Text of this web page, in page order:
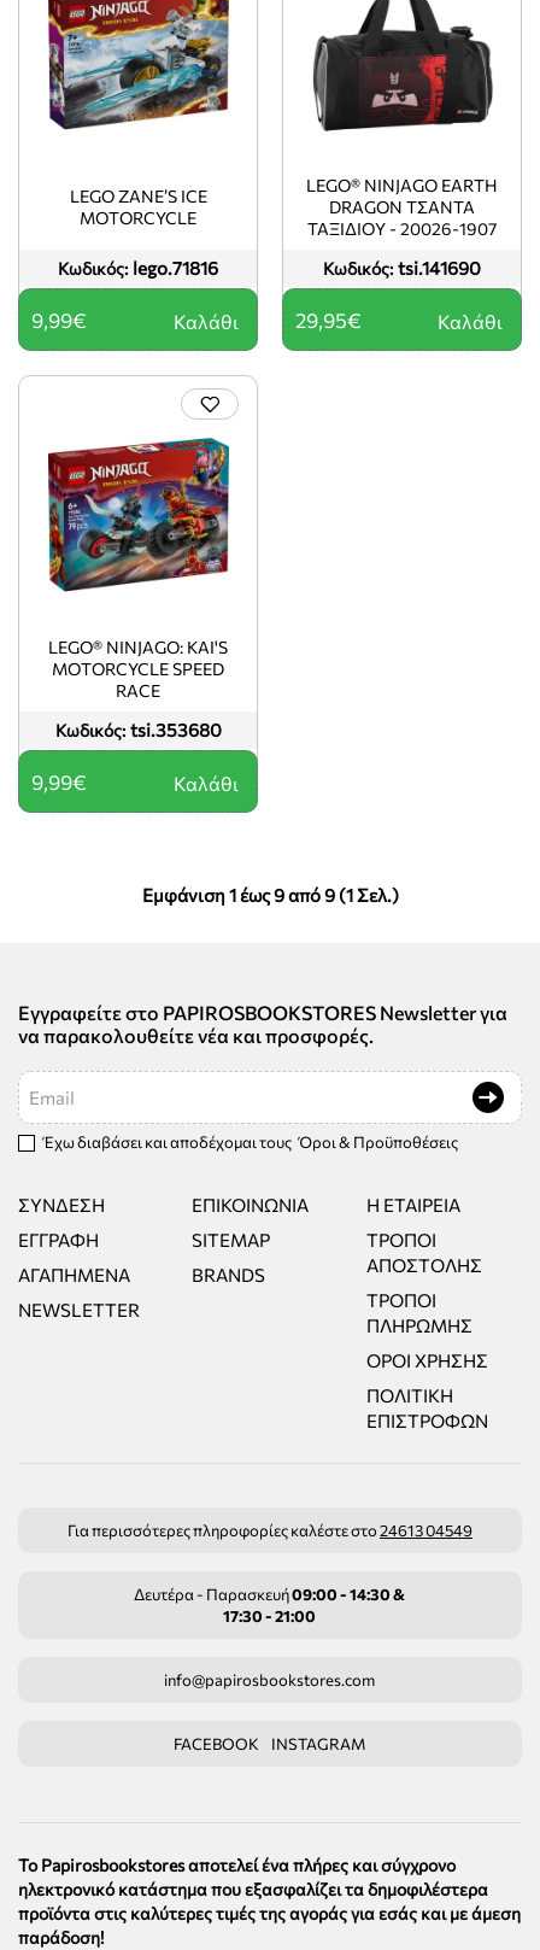
Κωδικός: lego.71816
LEGO ZANE’S ICE
MOTORCYCLE
9,99€ Καλάθι
Κωδικός: tsi.141690
LEGO® NINJAGO EARTH
DRAGON ΤΣΑΝΤΑ
ΤΑΞΙΔΙΟY - 20026-1907
29,95€ Καλάθι
Κωδικός: tsi.353680
LEGO® NINJAGO: KAI'S
MOTORCYCLE SPEED
RACE
9,99€ Καλάθι
Εμφάνιση 1 έως 9 από 9 (1 Σελ.)
Εγγραφείτε στο PAPIROSBOOKSTORES Newsletter για
να παρακολουθείτε νέα και προσφορές.
Email
Έχω διαβάσει και αποδέχομαι τους Όροι & Προϋποθέσεις
ΣΎΝΔΕΣΗ
ΕΓΓΡΑΦΉ
ΑΓΑΠΗΜΈΝΑ
NEWSLETTER
ΕΠΙΚΟΙΝΩΝΊΑ
SITEMAP
BRANDS
Η ΕΤΑΙΡΕΊΑ
ΤΡΌΠΟΙ
ΑΠΟΣΤΟΛΉΣ
ΤΡΌΠΟΙ
ΠΛΗΡΩΜΉΣ
ΌΡΟΙ ΧΡΉΣΗΣ
ΠΟΛΙΤΙΚΉ
ΕΠΙΣΤΡΟΦΏΝ
Για περισσότερες πληροφορίες καλέστε στο24613 04549
Δευτέρα - Παρασκευή09:00 - 14:30 &
17:30 - 21:00
info@papirosbookstores.com
FACEBOOK INSTAGRAM
Το Papirosbookstores αποτελεί ένα πλήρες και σύγχρονο
ηλεκτρονικό κατάστημα που εξασφαλίζει τα δημοφιλέστερα
προϊόντα στις καλύτερες τιμές της αγοράς για εσάς και με άμεση
παράδοση!